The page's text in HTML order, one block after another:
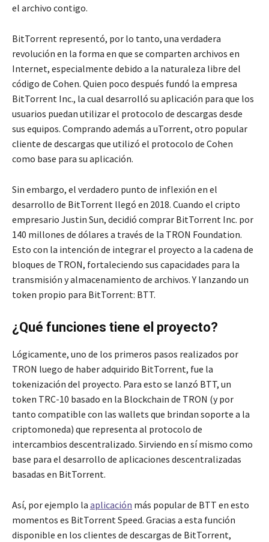
el archivo contigo.
BitTorrent representó, por lo tanto, una verdadera
revolución en la forma en que se comparten archivos en
Internet, especialmente debido a la naturaleza libre del
código de Cohen. Quien poco después fundó la empresa
BitTorrent Inc., la cual desarrolló su aplicación para que los
usuarios puedan utilizar el protocolo de descargas desde
sus equipos. Comprando además a uTorrent, otro popular
cliente de descargas que utilizó el protocolo de Cohen
como base para su aplicación.
Sin embargo, el verdadero punto de inflexión en el
desarrollo de BitTorrent llegó en 2018. Cuando el cripto
empresario Justin Sun, decidió comprar BitTorrent Inc. por
140 millones de dólares a través de la TRON Foundation.
Esto con la intención de integrar el proyecto a la cadena de
bloques de TRON, fortaleciendo sus capacidades para la
transmisión y almacenamiento de archivos. Y lanzando un
token propio para BitTorrent: BTT.
¿Qué funciones tiene el proyecto?
Lógicamente, uno de los primeros pasos realizados por
TRON luego de haber adquirido BitTorrent, fue la
tokenización del proyecto. Para esto se lanzó BTT, un
token TRC-10 basado en la Blockchain de TRON (y por
tanto compatible con las wallets que brindan soporte a la
criptomoneda) que representa al protocolo de
intercambios descentralizado. Sirviendo en sí mismo como
base para el desarrollo de aplicaciones descentralizadas
basadas en BitTorrent.
Así, por ejemplo la aplicación más popular de BTT en esto
momentos es BitTorrent Speed. Gracias a esta función
disponible en los clientes de descargas de BitTorrent,